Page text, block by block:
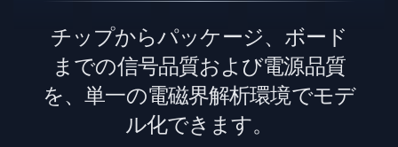
チップからパッケージ、ボード
までの信号品質および電源品質
を、単一の電磁界解析環境でモデ
ル化できます。